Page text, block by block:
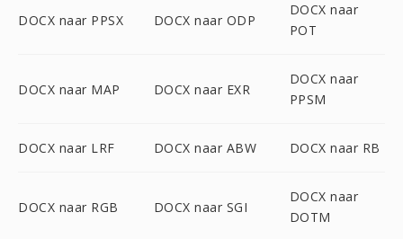
DOCX naar PPSX DOCX naar ODP
DOCX naar
POT
DOCX naar MAP DOCX naar EXR
DOCX naar
PPSM
DOCX naar LRF DOCX naar ABW DOCX naar RB
DOCX naar RGB DOCX naar SGI
DOCX naar
DOTM